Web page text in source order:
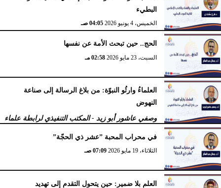
البطيء
الخميس، 4 يونيو 2026 04:05 صـ
الحج.. حين تبحث الأمة عن نفسها
السبت، 23 مايو 2026 02:58 مـ
العلماءُ وارثُو النبوّة: من بلاغ الرسالة إلى صناعة
النهوض
وصفي عاشور أبو زيد - المكتب التنفيذي لرابطة علماء
أهل السنّة
الثلاثاء، 19 مايو 2026 10:44 مـ
في محراب المحبة ”عشر ذي الحجّة”
الثلاثاء، 19 مايو 2026 07:09 صـ
العلم بلا ضمير: حين يتحول التقدم إلى تهديد